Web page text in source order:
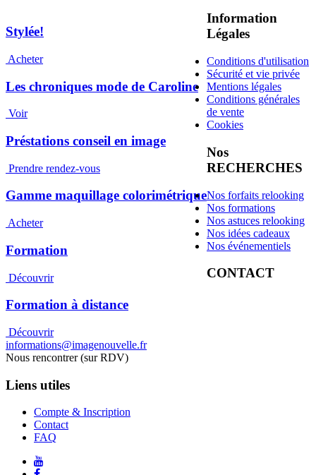
Stylée!
Acheter
Les chroniques mode de Caroline
Voir
Préstations conseil en image
Prendre rendez-vous
Gamme maquillage colorimétrique
Acheter
Formation
Découvrir
Formation à distance
Découvrir
Information
Légales
Conditions d'utilisation
Sécurité et vie privée
Mentions légales
Conditions générales
de vente
Cookies
Nos
RECHERCHES
Nos forfaits relooking
Nos formations
Nos astuces relooking
Nos idées cadeaux
Nos événementiels
CONTACT
informations@imagenouvelle.fr
Nous rencontrer (sur RDV)
Liens utiles
Compte & Inscription
Contact
FAQ